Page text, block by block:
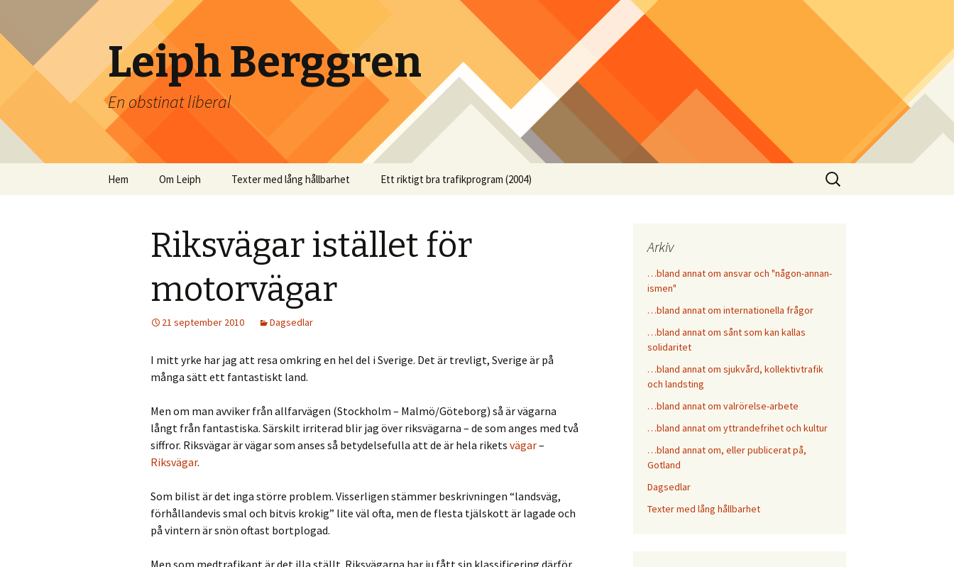
Leiph Berggren
En obstinat liberal
Hoppa
Hem Om Leiph Texter med lång hållbarhet Ett riktigt bra trafikprogram (2004)
Sök
efter:
Riksvägar istället för
motorvägar
21 september 2010 Dagsedlar
I mitt yrke har jag att resa omkring en hel del i Sverige. Det är trevligt, Sverige är på
många sätt ett fantastiskt land.
Men om man avviker från allfarvägen (Stockholm – Malmö/Göteborg) så är vägarna
långt från fantastiska. Särskilt irriterad blir jag över riksvägarna – de som anges med två
siffror. Riksvägar är vägar som anses så betydelsefulla att de är hela rikets vägar–
Riksvägar.
Som bilist är det inga större problem. Visserligen stämmer beskrivningen “landsväg,
förhållandevis smal och bitvis krokig” lite väl ofta, men de flesta tjälskott är lagade och
på vintern är snön oftast bortplogad.
Men som medtrafikant är det illa ställt. Riksvägarna har ju fått sin klassificering därför
Arkiv
…bland annat om ansvar och "någon-annan-
ismen"
…bland annat om internationella frågor
…bland annat om sånt som kan kallas
solidaritet
…bland annat om sjukvård, kollektivtrafik
och landsting
…bland annat om valrörelse-arbete
…bland annat om yttrandefrihet och kultur
…bland annat om, eller publicerat på,
Gotland
Dagsedlar
Texter med lång hållbarhet